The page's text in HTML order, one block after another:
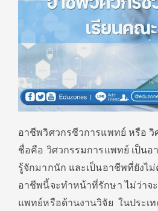
อาชีพวิศวกรชีวการแพทย์ หรือ วิ
ชื่อคือ วิศวกรรมการแพทย์ เป็นอ
รู้จักมากนัก และเป็นอาชีพที่ยังไ
อาชีพนี้จะทำหน้าที่รักษา ไม่ว่าจ
แพทย์หรือด้านงานวิจัย ในประเ